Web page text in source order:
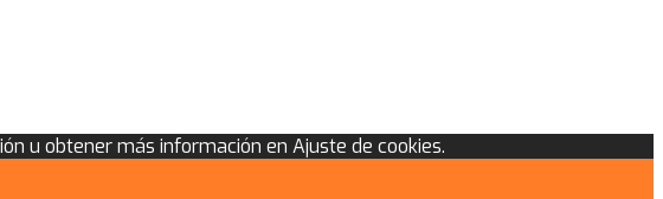
u obtener más información en Ajuste de cookies.